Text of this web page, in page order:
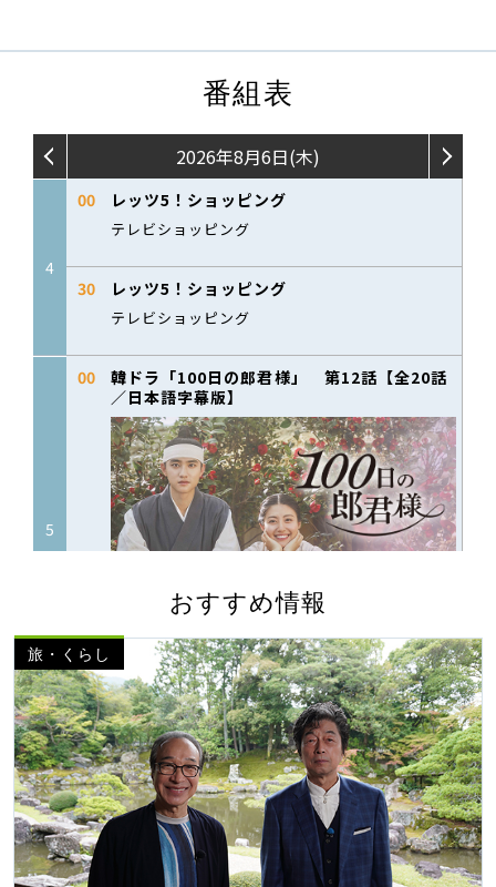
番組表
おすすめ情報
旅・くらし